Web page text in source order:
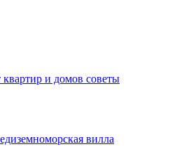
и домов советы
вилла